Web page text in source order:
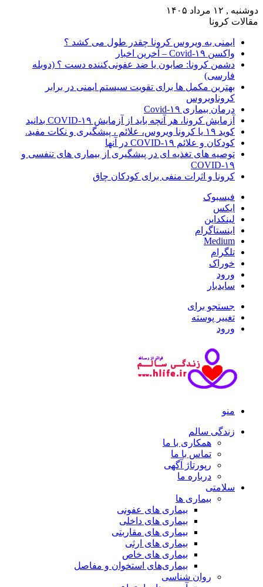
دوشنبه , ۱۲ مرداد ۱۴۰۵
مقالات کرونا
ایمنی به ویروس کرونا چقدر طول می کشد ؟
واکسن Covid-۱۹ – آخرین اخبار
دشمن کرونا: صابون یا ضد عفونی‌کننده دست ؟ (دوبله
فارسی)
بهترین مکمل ها برای تقویت سیستم ایمنی در برابر
کروناویروس
درمان بیماری Covid-۱۹
آزمایش کرونا، هر آنچه باید از آزمایش COVID-۱۹ بدانید
کوید ۱۹ یا کرونا ویروس، علائم ، پیشگیری و نکات مفید.
کودکان و علائم COVID-۱۹ در آنها
توصیه های تغذیه ای در پیشگیری از بیماری های تنفسی و
COVID-۱۹
کرونا و اثرات منفی برای کودکان چاق
فیسبوک
ایکس
لینکداین
اینستاگرام
Medium
تلگرام
خوراک
ورود
سایدبار
جستجو برای
تغییر پوسته
ورود
منو
زندگی سالم
همکاری با ما
تماس با ما
رپورتاژ آگهی
درباره ما
سلامتی
بیماری ها
بیماری های عفونی
بیماری های داخلی
بیماری های مقاربتی
بیماری های ارثی
بیماری های خاص
بیماری‌های استخوان و مفاصل
روان شناسی